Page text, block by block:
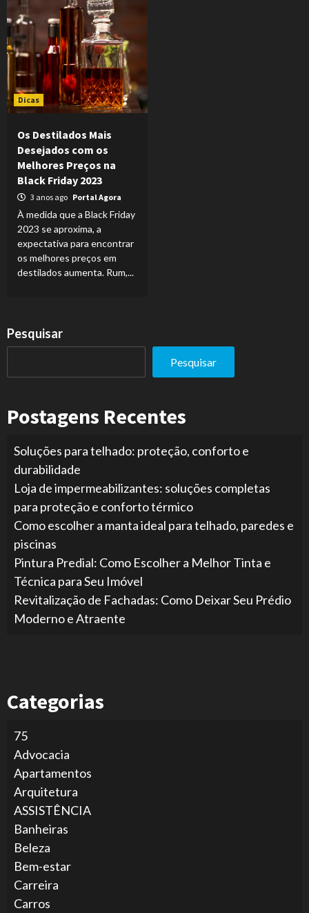
Dicas
Os Destilados Mais
Desejados com os
Melhores Preços na
Black Friday 2023
3 anos ago Portal Agora
À medida que a Black Friday
2023 se aproxima, a
expectativa para encontrar
os melhores preços em
destilados aumenta. Rum,...
Pesquisar
Pesquisar
Postagens Recentes
Soluções para telhado: proteção, conforto e
durabilidade
Loja de impermeabilizantes: soluções completas
para proteção e conforto térmico
Como escolher a manta ideal para telhado, paredes e
piscinas
Pintura Predial: Como Escolher a Melhor Tinta e
Técnica para Seu Imóvel
Revitalização de Fachadas: Como Deixar Seu Prédio
Moderno e Atraente
Categorias
75
Advocacia
Apartamentos
Arquitetura
ASSISTÊNCIA
Banheiras
Beleza
Bem-estar
Carreira
Carros